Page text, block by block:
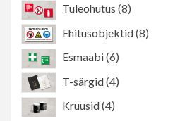
Tuleohutus 88
toodet
Ehitusobjektid 88
Esmaabi 66
toodet
T-särgid 44
Kruusid 44